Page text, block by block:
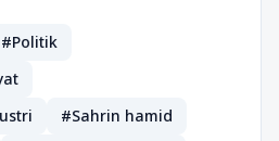
#Politik
#Sahrin hamid